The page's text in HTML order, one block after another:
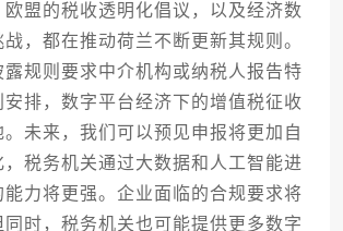
盟的税收透明化倡议，以及经济数
，都在推动荷兰不断更新其规则。
规则要求中介机构或纳税人报告特
安排，数字平台经济下的增值税征收
未来，我们可以预见申报将更加自
，税务机关通过大数据和人工智能进
力将更强。企业面临的合规要求将
同时，税务机关也可能提供更多数字